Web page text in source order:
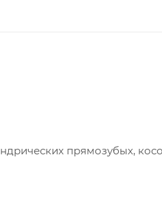
прямозубых,